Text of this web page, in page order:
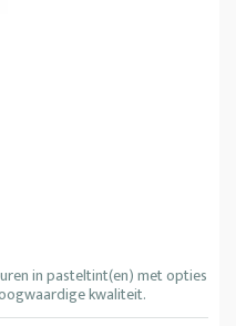
in pasteltint(en) met opties
kwaliteit.